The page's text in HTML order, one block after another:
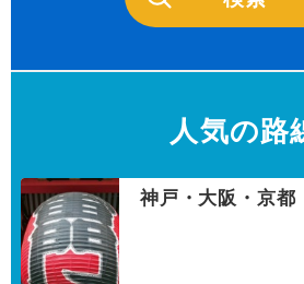
人気の路
神戸・大阪・京都